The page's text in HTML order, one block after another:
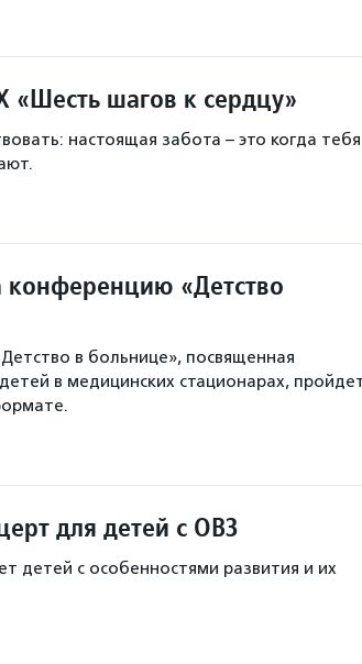
шагов к сердцу»
настоящая забота – это когда тебя
конференцию «Детство
в больнице», посвященная
в медицинских стационарах,
для детей с ОВЗ
детей с особенностями развития и их